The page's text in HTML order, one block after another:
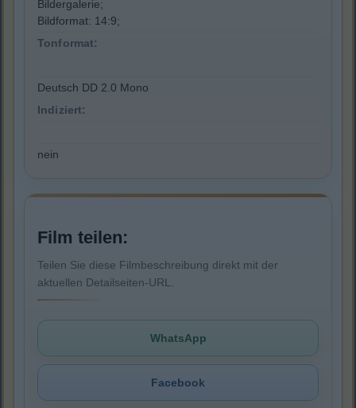
Bildergalerie;
Bildformat: 14:9;
Tonformat:
Deutsch DD 2.0 Mono
Indiziert:
nein
Film teilen:
Teilen Sie diese Filmbeschreibung direkt mit der
aktuellen Detailseiten-URL.
WhatsApp
Facebook